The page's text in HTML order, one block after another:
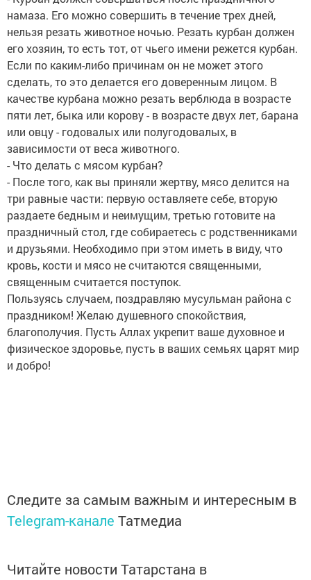
намаза. Его можно совершить в течение трех дней,
нельзя резать животное ночью. Резать курбан должен
его хозяин, то есть тот, от чьего имени режется курбан.
Если по каким-либо причинам он не может этого
сделать, то это делается его доверенным лицом. В
качестве курбана можно резать верблюда в возрасте
пяти лет, быка или корову - в возрасте двух лет, барана
или овцу - годовалых или полугодовалых, в
зависимости от веса животного.
- Что делать с мясом курбан?
- После того, как вы приняли жертву, мясо делится на
три равные части: первую оставляете себе, вторую
раздаете бедным и неимущим, третью готовите на
праздничный стол, где собираетесь с родственниками
и друзьями. Необходимо при этом иметь в виду, что
кровь, кости и мясо не считаются священными,
священным считается поступок.
Пользуясь случаем, поздравляю мусульман района с
праздником! Желаю душевного спокойствия,
благополучия. Пусть Аллах укрепит ваше духовное и
физическое здоровье, пусть в ваших семьях царят мир
и добро!
Следите за самым важным и интересным в
Telegram-канале Татмедиа
Читайте новости Татарстана в